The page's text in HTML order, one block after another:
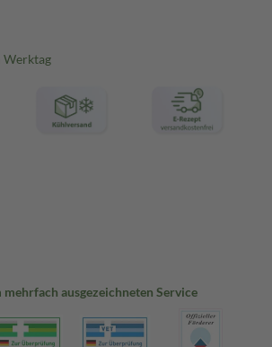
Werktag
ausgezeichneten Service